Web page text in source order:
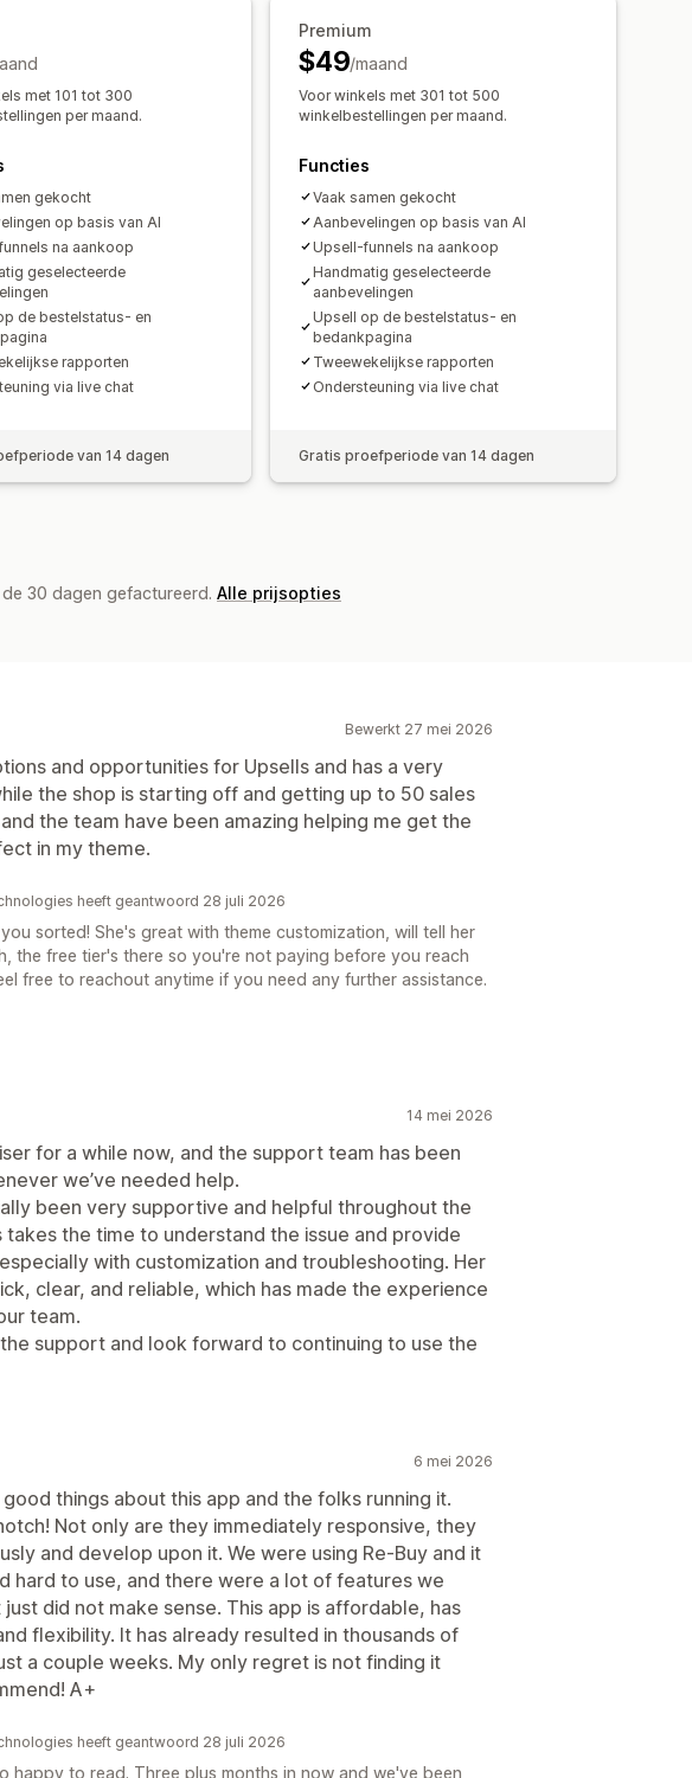
Conversiepercentages
Funnelprestaties
met 101 tot 300
per maand.
gekocht
op basis van AI
na aankoop
geselecteerde
de bestelstatus- en
rapporten
via live chat
van 14 dagen
Premium
$49/maand
Voor winkels met 301 tot 500
winkelbestellingen per maand.
Functies
Vaak samen gekocht
Aanbevelingen op basis van AI
Upsell-funnels na aankoop
Handmatig geselecteerde
aanbevelingen
Upsell op de bestelstatus- en
bedankpagina
Tweewekelijkse rapporten
Ondersteuning via live chat
Gratis proefperiode van 14 dagen
30 dagen gefactureerd. Alle prijsopties
Bewerkt 27 mei 2026
and opportunities for Upsells and has a very
the shop is starting off and getting up to 50 sales
the team have been amazing helping me get the
in my theme.
heeft geantwoord 28 juli 2026
sorted! She's great with theme customization, will tell her
the free tier's there so you're not paying before you reach
free to reachout anytime if you need any further assistance.
14 mei 2026
for a while now, and the support team has been
we’ve needed help.
been very supportive and helpful throughout the
takes the time to understand the issue and provide
with customization and troubleshooting. Her
clear, and reliable, which has made the experience
team.
support and look forward to continuing to use the
6 mei 2026
things about this app and the folks running it.
Not only are they immediately responsive, they
and develop upon it. We were using Re-Buy and it
hard to use, and there were a lot of features we
did not make sense. This app is affordable, has
flexibility. It has already resulted in thousands of
a couple weeks. My only regret is not finding it
A+
heeft geantwoord 28 juli 2026
happy to read. Three plus months in now and we've been